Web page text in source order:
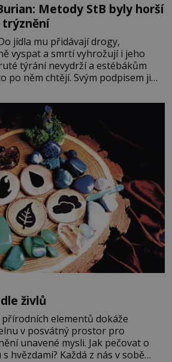
Metody StB byly horší
trýznění
jídla mu přidávají drogy,
vyspat a smrtí vyhrožují i jeho
týrání nevydrží a estébákům
po něm chtějí. Svým podpisem jim
nátlak. Syn brněnského řezníka
živlů
elementů dokáže
v posvátný prostor pro
unavené mysli. Jak pečovat o
hvězdami? Každá z nás v sobě